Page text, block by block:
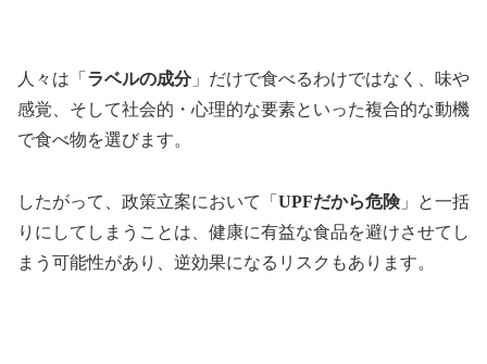
人々は「 ラベルの成分」だけで食べるわけではなく、味や
感覚、そして社会的・心理的な要素といった複合的な動機
で食べ物を選びます。
したがって、政策立案において「 UPFだから危険」と一括
りにしてしまうことは、健康に有益な食品を避けさせてし
まう可能性があり、逆効果になるリスクもあります。